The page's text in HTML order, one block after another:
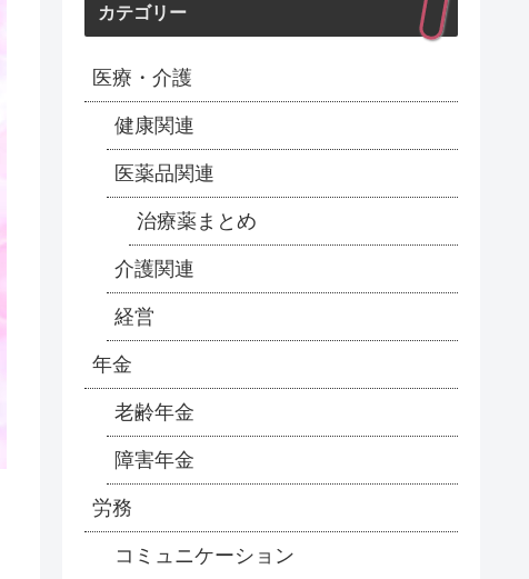
カテゴリー
医療・介護
健康関連
医薬品関連
治療薬まとめ
介護関連
経営
年金
老齢年金
障害年金
労務
コミュニケーション